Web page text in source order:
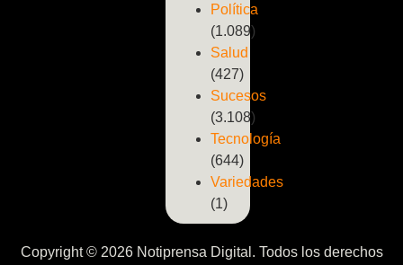
Política
(1.089)
Salud
(427)
Sucesos
(3.108)
Tecnología
(644)
Variedades
(1)
Copyright © 2026 Notiprensa Digital. Todos los derechos